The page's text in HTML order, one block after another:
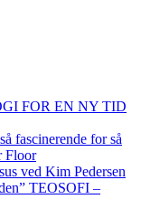
FOR EN NY TID
fascinerende for så
Floor
ved Kim Pedersen
TEOSOFI –